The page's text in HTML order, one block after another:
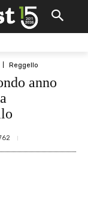
Reggello
anno